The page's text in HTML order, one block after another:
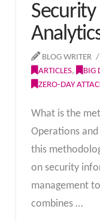
BLOG WRITER
ARTICLES, BIG
ZERO-DAY
What is the
Operations
this
on security
management
combines …